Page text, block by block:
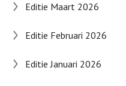
Editie Maart 2026
Editie Februari 2026
Editie Januari 2026